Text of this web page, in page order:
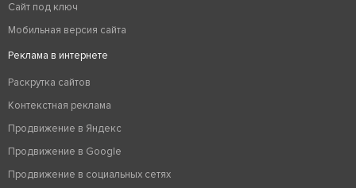
Сайт под ключ
Мобильная версия сайта
Реклама в интернете
Раскрутка сайтов
Контекстная реклама
Продвижение в Яндекс
Продвижение в Google
Продвижение в социальных сетях